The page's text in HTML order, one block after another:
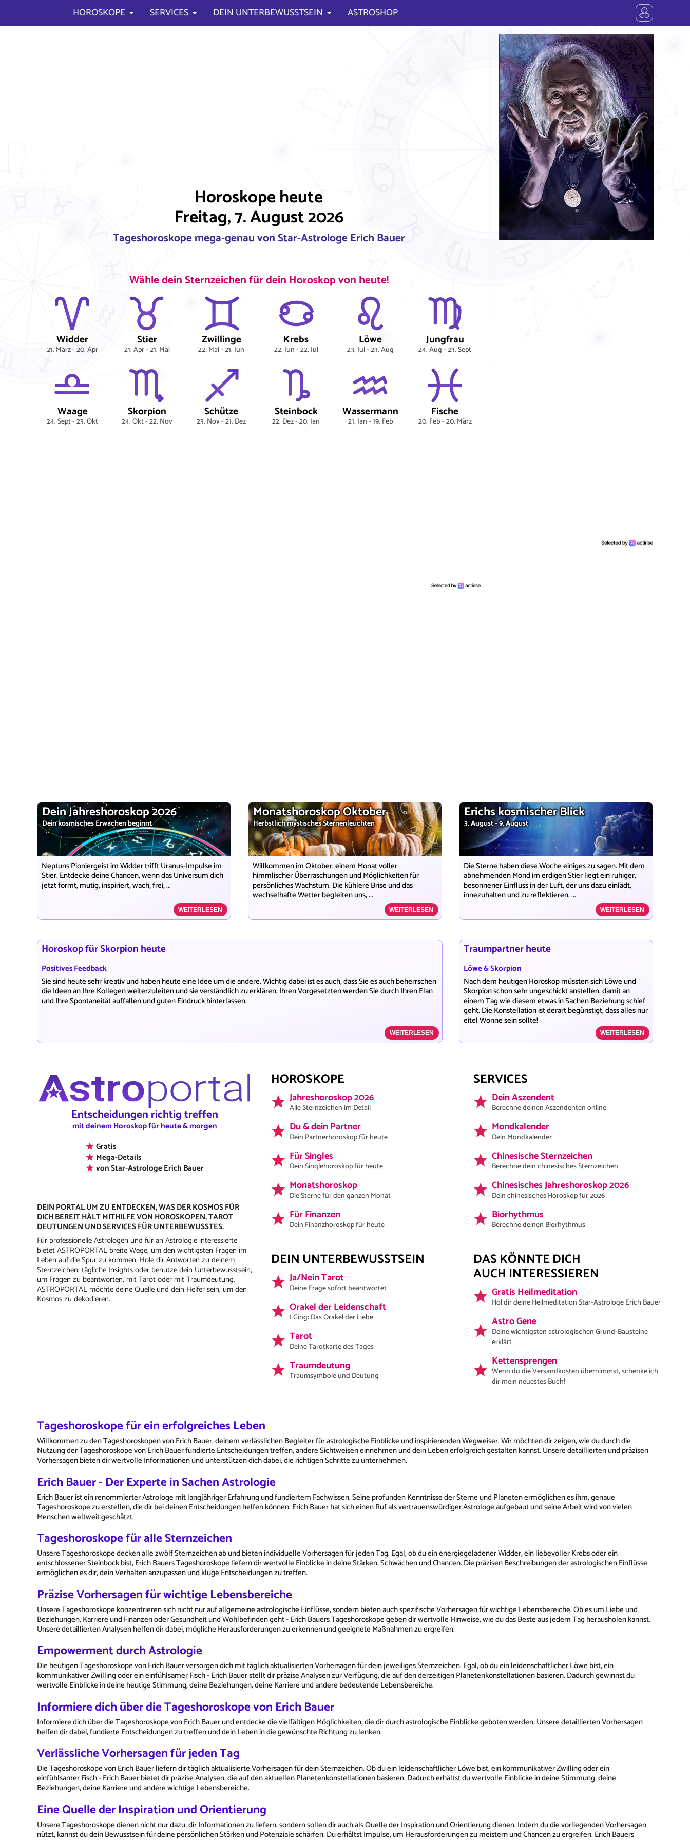
HOROSKOPE SERVICES DEIN UNTERBEWUSSTSEIN ASTROSHOP
Horoskope heute
Freitag, 7. August 2026
Tageshoroskope mega-genau von Star-Astrologe Erich Bauer
Wähle dein Sternzeichen für dein Horoskop von heute!
Widder
21. März - 20. Apr
Stier
21. Apr - 21. Mai
Zwillinge
22. Mai - 21. Jun
Krebs
22. Jun - 22. Jul
Löwe
23. Jul - 23. Aug
Jungfrau
24. Aug - 23. Sept
Waage
24. Sept - 23. Okt
Skorpion
24. Okt - 22. Nov
Schütze
23. Nov - 21. Dez
Steinbock
22. Dez - 20. Jan
Wassermann
21. Jan - 19. Feb
Fische
20. Feb - 20. März
Dein Jahreshoroskop 2026
Dein kosmisches Erwachen beginnt
Neptuns Pioniergeist im Widder trifft Uranus-Impulse im
Stier. Entdecke deine Chancen, wenn das Universum dich
jetzt formt, mutig, inspiriert, wach, frei, ...
WEITERLESEN
Monatshoroskop Oktober
Herbstlich mystisches Sternenleuchten
Willkommen im Oktober, einem Monat voller
himmlischer Überraschungen und Möglichkeiten für
persönliches Wachstum. Die kühlere Brise und das
wechselhafte Wetter begleiten uns, ...
WEITERLESEN
Erichs kosmischer Blick
3. August - 9. August
Die Sterne haben diese Woche einiges zu sagen. Mit dem
abnehmenden Mond im erdigen Stier liegt ein ruhiger,
besonnener Einfluss in der Luft, der uns dazu einlädt,
innezuhalten und zu reflektieren, ...
WEITERLESEN
Horoskop für Skorpion heute
Positives Feedback
Sie sind heute sehr kreativ und haben heute eine Idee um die andere. Wichtig dabei ist es auch, dass Sie es auch beherrschen
die Ideen an Ihre Kollegen weiterzuleiten und sie verständlich zu erklären. Ihren Vorgesetzten werden Sie durch Ihren Elan
und Ihre Spontaneität auffallen und guten Eindruck hinterlassen.
WEITERLESEN
Traumpartner heute
Löwe & Skorpion
Nach dem heutigen Horoskop müssten sich Löwe und
Skorpion schon sehr ungeschickt anstellen, damit an
einem Tag wie diesem etwas in Sachen Beziehung schief
geht. Die Konstellation ist derart begünstigt, dass alles nur
eitel Wonne sein sollte!
WEITERLESEN
Entscheidungen richtig treffen
mit deinem Horoskop für heute & morgen
Gratis
Mega-Details
von Star-Astrologe Erich Bauer
DEIN PORTAL UM ZU ENTDECKEN, WAS DER KOSMOS FÜR
DICH BEREIT HÄLT MITHILFE VON HOROSKOPEN, TAROT
DEUTUNGEN UND SERVICES FÜR UNTERBEWUSSTES.
Für professionelle Astrologen und für an Astrologie interessierte
bietet ASTROPORTAL breite Wege, um den wichtigsten Fragen im
Leben auf die Spur zu kommen. Hole dir Antworten zu deinem
Sternzeichen, tägliche Insights oder benutze dein Unterbewusstsein,
um Fragen zu beantworten, mit Tarot oder mit Traumdeutung.
ASTROPORTAL möchte deine Quelle und dein Helfer sein, um den
Kosmos zu dekodieren.
HOROSKOPE
Jahreshoroskop 2026
Alle Sternzeichen im Detail
Du & dein Partner
Dein Partnerhoroskop für heute
Für Singles
Dein Singlehoroskop für heute
Monatshoroskop
Die Sterne für den ganzen Monat
Für Finanzen
Dein Finanzhoroskop für heute
SERVICES
Dein Aszendent
Berechne deinen Aszendenten online
Mondkalender
Dein Mondkalender
Chinesische Sternzeichen
Berechne dein chinesisches Sternzeichen
Chinesisches Jahreshoroskop 2026
Dein chinesisches Horoskop für 2026
Biorhythmus
Berechne deinen Biorhythmus
DEIN UNTERBEWUSSTSEIN
Ja/Nein Tarot
Deine Frage sofort beantwortet
Orakel der Leidenschaft
I Ging: Das Orakel der Liebe
Tarot
Deine Tarotkarte des Tages
Traumdeutung
Traumsymbole und Deutung
DAS KÖNNTE DICH
AUCH INTERESSIEREN
Gratis Heilmeditation
Hol dir deine Heilmeditation Star-Astrologe Erich Bauer
Astro Gene
Deine wichtigsten astrologischen Grund-Bausteine
erklärt
Kettensprengen
Wenn du die Versandkosten übernimmst, schenke ich
dir mein neuestes Buch!
Tageshoroskope für ein erfolgreiches Leben
Willkommen zu den Tageshoroskopen von Erich Bauer, deinem verlässlichen Begleiter für astrologische Einblicke und inspirierenden Wegweiser. Wir möchten dir zeigen, wie du durch die
Nutzung der Tageshoroskope von Erich Bauer fundierte Entscheidungen treffen, andere Sichtweisen einnehmen und dein Leben erfolgreich gestalten kannst. Unsere detaillierten und präzisen
Vorhersagen bieten dir wertvolle Informationen und unterstützen dich dabei, die richtigen Schritte zu unternehmen.
Erich Bauer - Der Experte in Sachen Astrologie
Erich Bauer ist ein renommierter Astrologe mit langjähriger Erfahrung und fundiertem Fachwissen. Seine profunden Kenntnisse der Sterne und Planeten ermöglichen es ihm, genaue
Tageshoroskope zu erstellen, die dir bei deinen Entscheidungen helfen können. Erich Bauer hat sich einen Ruf als vertrauenswürdiger Astrologe aufgebaut und seine Arbeit wird von vielen
Menschen weltweit geschätzt.
Tageshoroskope für alle Sternzeichen
Unsere Tageshoroskope decken alle zwölf Sternzeichen ab und bieten individuelle Vorhersagen für jeden Tag. Egal, ob du ein energiegeladener Widder, ein liebevoller Krebs oder ein
entschlossener Steinbock bist, Erich Bauers Tageshoroskope liefern dir wertvolle Einblicke in deine Stärken, Schwächen und Chancen. Die präzisen Beschreibungen der astrologischen Einflüsse
ermöglichen es dir, dein Verhalten anzupassen und kluge Entscheidungen zu treffen.
Präzise Vorhersagen für wichtige Lebensbereiche
Unsere Tageshoroskope konzentrieren sich nicht nur auf allgemeine astrologische Einflüsse, sondern bieten auch spezifische Vorhersagen für wichtige Lebensbereiche. Ob es um Liebe und
Beziehungen, Karriere und Finanzen oder Gesundheit und Wohlbefinden geht - Erich Bauers Tageshoroskope geben dir wertvolle Hinweise, wie du das Beste aus jedem Tag herausholen kannst.
Unsere detaillierten Analysen helfen dir dabei, mögliche Herausforderungen zu erkennen und geeignete Maßnahmen zu ergreifen.
Empowerment durch Astrologie
Die heutigen Tageshoroskope von Erich Bauer versorgen dich mit täglich aktualisierten Vorhersagen für dein jeweiliges Sternzeichen. Egal, ob du ein leidenschaftlicher Löwe bist, ein
kommunikativer Zwilling oder ein einfühlsamer Fisch - Erich Bauer stellt dir präzise Analysen zur Verfügung, die auf den derzeitigen Planetenkonstellationen basieren. Dadurch gewinnst du
wertvolle Einblicke in deine heutige Stimmung, deine Beziehungen, deine Karriere und andere bedeutende Lebensbereiche.
Informiere dich über die Tageshoroskope von Erich Bauer
Informiere dich über die Tageshoroskope von Erich Bauer und entdecke die vielfältigen Möglichkeiten, die dir durch astrologische Einblicke geboten werden. Unsere detaillierten Vorhersagen
helfen dir dabei, fundierte Entscheidungen zu treffen und dein Leben in die gewünschte Richtung zu lenken.
Verlässliche Vorhersagen für jeden Tag
Die Tageshoroskope von Erich Bauer liefern dir täglich aktualisierte Vorhersagen für dein Sternzeichen. Ob du ein leidenschaftlicher Löwe bist, ein kommunikativer Zwilling oder ein
einfühlsamer Fisch - Erich Bauer bietet dir präzise Analysen, die auf den aktuellen Planetenkonstellationen basieren. Dadurch erhältst du wertvolle Einblicke in deine Stimmung, deine
Beziehungen, deine Karriere und andere wichtige Lebensbereiche.
Eine Quelle der Inspiration und Orientierung
Unsere Tageshoroskope dienen nicht nur dazu, dir Informationen zu liefern, sondern sollen dir auch als Quelle der Inspiration und Orientierung dienen. Indem du die vorliegenden Vorhersagen
nützt, kannst du dein Bewusstsein für deine persönlichen Stärken und Potenziale schärfen. Du erhältst Impulse, um Herausforderungen zu meistern und Chancen zu ergreifen. Erich Bauers